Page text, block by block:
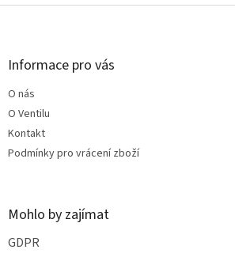
Z
Informace pro vás
O nás
O Ventilu
Kontakt
Podmínky pro vrácení zboží
Mohlo by zajímat
GDPR